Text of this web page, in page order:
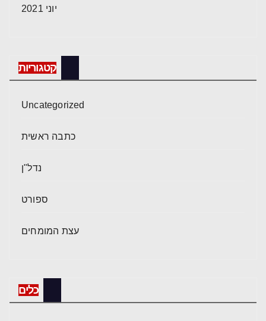
יוני 2021
קטגוריות
Uncategorized
כתבה ראשית
נדל"ן
ספורט
עצת המומחים
כלים